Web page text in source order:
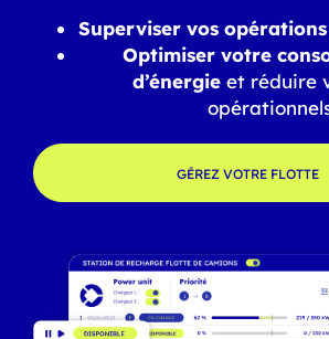
Superviser vos opérations
Optimiser votre
d’énergie et réduire
GÉREZ VOTRE FLOTTE